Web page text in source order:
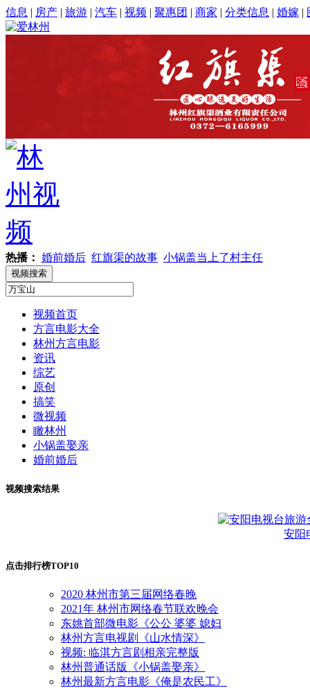
信息 | 房产 | 旅游 | 汽车 | 视频 | 聚惠团 | 商家 | 分类信息 | 婚嫁 |
热播： 婚前婚后 红旗渠的故事 小锅盖当上了村主任
视频首页
方言电影大全
林州方言电影
资讯
综艺
原创
搞笑
微视频
瞰林州
小锅盖娶亲
婚前婚后
视频搜索结果
安阳
点击排行榜TOP10
2020 林州市第三届网络春晚
2021年 林州市网络春节联欢晚会
东姚首部微电影《公公 婆婆 媳妇
林州方言电视剧《山水情深》
视频: 临淇方言剧相亲完整版
林州普通话版《小锅盖娶亲》
林州最新方言电影《俺是农民工》